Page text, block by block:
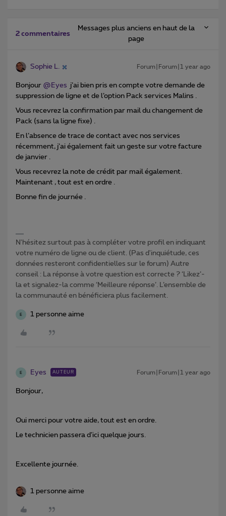
2 commentaires
Messages plus anciens en haut de la
page
Sophie L. Forum|Forum|1 year ago
Bonjour ​ @Eyes j’ai bien pris en compte votre demande de
suppression de ligne et de l’option Pack services Malins .
Vous recevrez la confirmation par mail du changement de
Pack (sans la ligne fixe) .
En l’absence de trace de contact avec nos services
récemment, j’ai également fait un geste sur votre facture
de janvier .
Vous recevrez la note de crédit par mail également.
Maintenant , tout est en ordre .
Bonne fin de journée .
N'hésitez surtout pas à compléter votre profil en indiquant
votre numéro de ligne ou de client. (Pas d'inquiétude, ces
données resteront confidentielles sur le forum) Autre
conseil : La réponse à votre question est correcte ? ‘Likez’-
la et signalez-la comme ‘Meilleure réponse’. L’ensemble de
la communauté en bénéficiera plus facilement.
E 1 personne aime
E Eyes AUTEUR Forum|Forum|1 year ago
Bonjour,
Oui merci pour votre aide, tout est en ordre.
Le technicien passera d’ici quelque jours.
Excellente journée.
1 personne aime